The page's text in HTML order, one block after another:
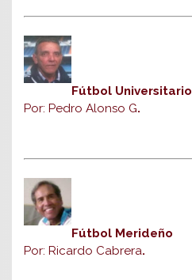
Fútbol Universitario
Por: Pedro Alonso G.
Fútbol Merideño
Por: Ricardo Cabrera.